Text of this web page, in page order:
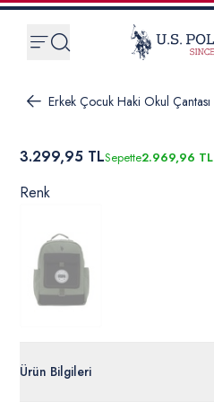
Erkek Çocuk Haki Okul Çantası
3.299,95 TLSepette2.969,96 TL
Renk
Ürün Bilgileri